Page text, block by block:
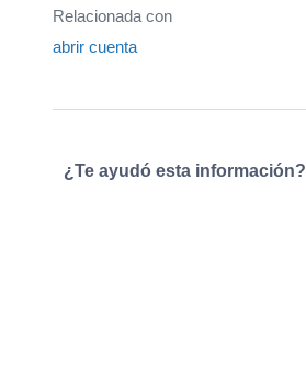
Relacionada con
abrir cuenta
¿Te ayudó esta información?